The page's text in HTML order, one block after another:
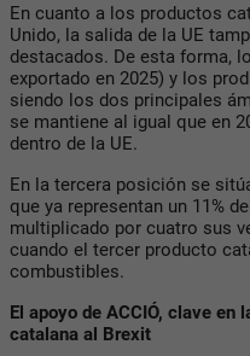
En cuanto a los productos
Unido, la salida de la UE
destacados. De esta forma,
exportado en 2025) y los
siendo los dos principales
se mantiene al igual que en
dentro de la UE.
En la tercera posición se
que ya representan un 11%
multiplicado por cuatro sus
cuando el tercer producto
combustibles.
El apoyo de ACCIÓ, clave en
catalana al Brexit